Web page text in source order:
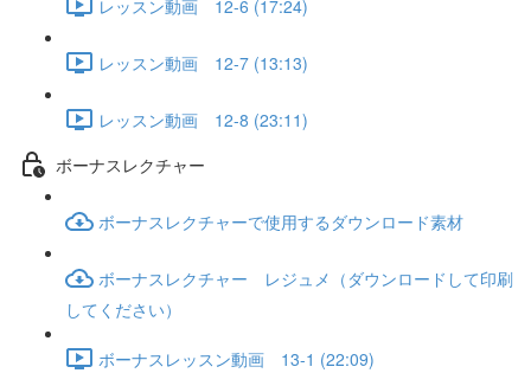
レッスン動画 12-6 (17:24)
レッスン動画 12-7 (13:13)
レッスン動画 12-8 (23:11)
ボーナスレクチャー
ボーナスレクチャーで使用するダウンロード素材
ボーナスレクチャー レジュメ（ダウンロードして印刷
してください）
ボーナスレッスン動画 13-1 (22:09)